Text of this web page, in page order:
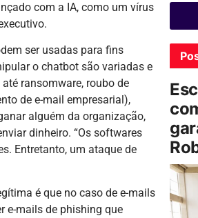
com a IA, como um vírus
ser usadas para fins
o chatbot são variadas e
ransomware, roubo de
de e-mail empresarial),
alguém da organização,
dinheiro. “Os softwares
Entretanto, um ataque de
é que no caso de e-mails
e-mails de phishing que